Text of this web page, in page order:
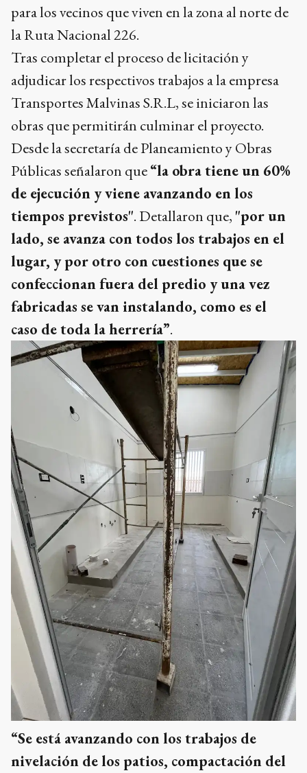
para los vecinos que viven en la zona al norte de
la Ruta Nacional 226.
Tras completar el proceso de licitación y
adjudicar los respectivos trabajos a la empresa
Transportes Malvinas S.R.L, se iniciaron las
obras que permitirán culminar el proyecto.
Desde la secretaría de Planeamiento y Obras
Públicas señalaron que“la obra tiene un 60%
de ejecución y viene avanzando en los
tiempos previstos". Detallaron que, "por un
lado, se avanza con todos los trabajos en el
lugar, y por otro con cuestiones que se
confeccionan fuera del predio y una vez
fabricadas se van instalando, como es el
caso de toda la herrería”.
“Se está avanzando con los trabajos de
nivelación de los patios, compactación del